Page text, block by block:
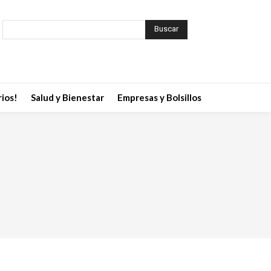
Buscar
Salud y Bienestar Empresas y Bolsillos